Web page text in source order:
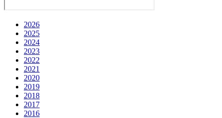
2026
2025
2024
2023
2022
2021
2020
2019
2018
2017
2016